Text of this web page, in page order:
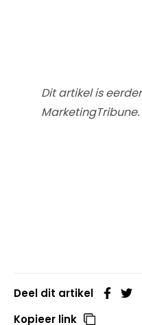
Dit artikel is
MarketingTribune.
Deel dit artikel
Kopieer link